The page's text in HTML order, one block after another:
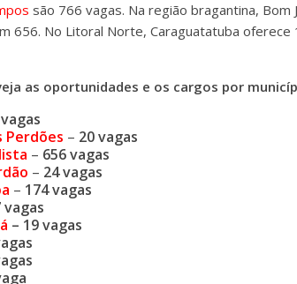
são 766 vagas. Na região bragantina,
656. No Litoral Norte, Caraguatatuba
as oportunidades e os cargos por
Perdões – 20 vagas
– 656 vagas
– 24 vagas
– 174 vagas
vagas
– 19 vagas